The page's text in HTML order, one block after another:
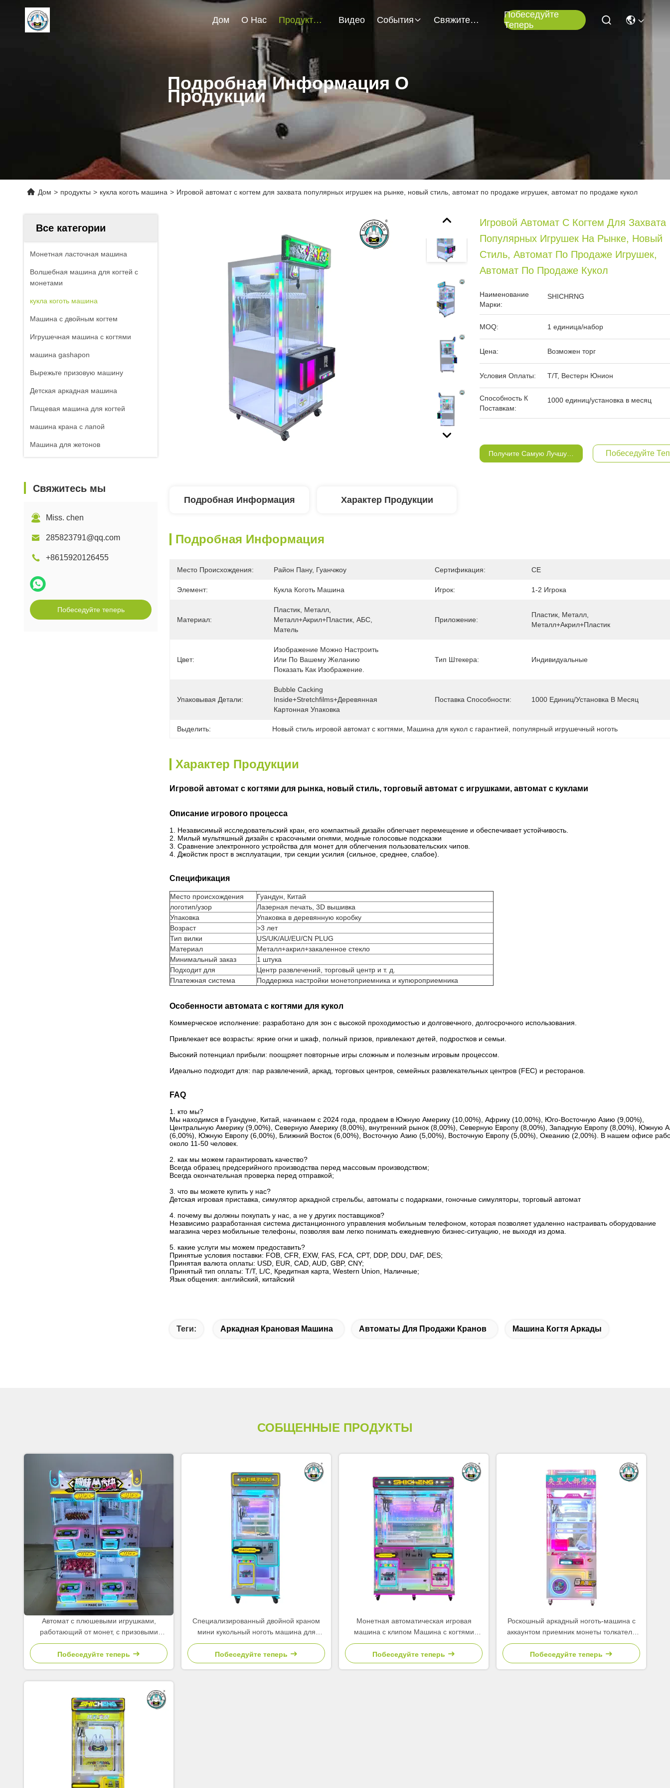
Дом О Нас Продукты Видео События Свяжитесь Мы
Побеседуйте
Теперь
Подробная Информация О
Продукции
Дом > продукты > кукла коготь машина > Игровой автомат с когтем для захвата популярных игрушек на рынке, новый стиль, автомат по продаже игрушек, автомат по продаже кукол
Все категории
Монетная ласточная машина
Волшебная машина для когтей с
монетами
кукла коготь машина
Машина с двойным когтем
Игрушечная машина с когтями
машина gashapon
Вырежьте призовую машину
Детская аркадная машина
Пищевая машина для когтей
машина крана с лапой
Машина для жетонов
Свяжитесь мы
Miss. chen
285823791@qq.com
+8615920126455
Побеседуйте теперь
Игровой Автомат С Когтем Для Захвата
Популярных Игрушек На Рынке, Новый
Стиль, Автомат По Продаже Игрушек,
Автомат По Продаже Кукол
Наименование
Марки:
SHICHRNG
MOQ: 1 единица/набор
Цена: Возможен торг
Условия Оплаты: Т/Т, Вестерн Юнион
Способность К
Поставкам:
1000 единиц/установка в месяц
Получите Самую Лучшую Цену Побеседуйте
Подробная Информация Характер Продукции
Подробная Информация
Место Происхождения: Район Пану, Гуанчжоу Сертификация: CE
Элемент: Кукла Коготь Машина Игрок: 1-2 Игрока
Материал:
Пластик, Металл,
Металл+акрил+пластик, АБС,
Матель
Приложение:
Пластик, Металл,
Металл+акрил+пластик
Цвет:
Изображение Можно Настроить
Или По Вашему Желанию
Показать Как Изображение.
Тип Штекера: Индивидуальные
Упаковывая Детали:
Bubble Cacking
Inside+Stretchfilms+Деревянная
Картонная Упаковка
Поставка Способности: 1000 Единиц/установка В Месяц
Выделить: Новый стиль игровой автомат с когтями Машина для кукол с гарантией популярный игрушечный ноготь
Характер Продукции
Игровой автомат с когтями для рынка, новый стиль, торговый автомат с игрушками, автомат с куклами
Описание игрового процесса
1. Независимый исследовательский кран, его компактный дизайн облегчает перемещение и обеспечивает устойчивость.
2. Милый мультяшный дизайн с красочными огнями, модные голосовые подсказки
3. Сравнение электронного устройства для монет для облегчения пользовательских чипов.
4. Джойстик прост в эксплуатации, три секции усилия (сильное, среднее, слабое).
Спецификация
Место происхождения
Гуандун, Китай
логотип/узор
Лазерная печать, 3D вышивка
Упаковка
Упаковка в деревянную коробку
Возраст
>3 лет
Тип вилки
US/UK/AU/EU/CN PLUG
Материал
Металл+акрил+закаленное стекло
Минимальный заказ
1 штука
Подходит для
Центр развлечений, торговый центр и т. д.
Платежная система
Поддержка настройки монетоприемника и купюроприемника
Особенности автомата с когтями для кукол
Коммерческое исполнение: разработано для зон с высокой проходимостью и долговечного, долгосрочного использования.
Привлекает все возрасты: яркие огни и шкаф, полный призов, привлекают детей, подростков и семьи.
Высокий потенциал прибыли: поощряет повторные игры сложным и полезным игровым процессом.
Идеально подходит для: пар развлечений, аркад, торговых центров, семейных развлекательных центров (FEC) и ресторанов.
FAQ
1. кто мы?
Мы находимся в Гуандуне, Китай, начинаем с 2024 года, продаем в Южную Америку (10,00%), Африку (10,00%), Юго-Восточную Азию (9,00%),
Центральную Америку (9,00%), Северную Америку (8,00%), внутренний рынок (8,00%), Северную Европу (8,00%), Западную Европу (8,00%), Южную
(6,00%), Южную Европу (6,00%), Ближний Восток (6,00%), Восточную Азию (5,00%), Восточную Европу (5,00%), Океанию (2,00%). В нашем офисе
около 11-50 человек.
2. как мы можем гарантировать качество?
Всегда образец предсерийного производства перед массовым производством;
Всегда окончательная проверка перед отправкой;
3. что вы можете купить у нас?
Детская игровая приставка, симулятор аркадной стрельбы, автоматы с подарками, гоночные симуляторы, торговый автомат
4. почему вы должны покупать у нас, а не у других поставщиков?
Независимо разработанная система дистанционного управления мобильным телефоном, которая позволяет удаленно настраивать оборудование
магазина через мобильные телефоны, позволяя вам легко понимать ежедневную бизнес-ситуацию, не выходя из дома.
5. какие услуги мы можем предоставить?
Принятые условия поставки: FOB, CFR, EXW, FAS, FCA, CPT, DDP, DDU, DAF, DES;
Принятая валюта оплаты: USD, EUR, CAD, AUD, GBP, CNY;
Принятый тип оплаты: T/T, L/C, Кредитная карта, Western Union, Наличные;
Язык общения: английский, китайский
Теги: Аркадная Крановая Машина Автоматы Для Продажи Кранов Машина Когтя Аркады
СОБЩЕННЫЕ ПРОДУКТЫ
Автомат с плюшевыми игрушками,
работающий от монет, с призовыми
куклами, клешнями и игрушками
Побеседуйте теперь
Специализированный двойной краном
мини кукольный ноготь машина для
тематических парков музеев
Побеседуйте теперь
Монетная автоматическая игровая
машина с клипом Машина с когтями
Креан Двухкогтяная машина
Побеседуйте теперь
Роскошный аркадный ноготь-машина с
аккаунтом приемник монеты толкатель
куклы машина детские игры
Побеседуйте теперь